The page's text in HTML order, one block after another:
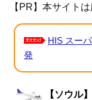
【PR】本サイト
HIS スー
発
【ソウル